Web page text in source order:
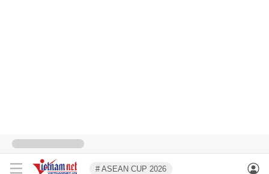
# ASEAN CUP 2026